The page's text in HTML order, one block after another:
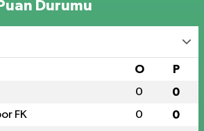
Durumu
O P
0 0
FK 0 0